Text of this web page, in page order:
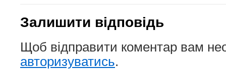
Залишити відповідь
Щоб відправити коментар вам
авторизуватись.